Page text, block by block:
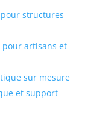
structures
artisans et
sur mesure
et support